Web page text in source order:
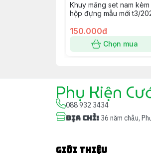
Khuy măng set nam kèm
hộp đựng mẫu mới t3/
150.000đ
Chọn mua
Phụ Kiện
088 932 3434
Địa chỉ: 36 năm châu,
Giới thiệu